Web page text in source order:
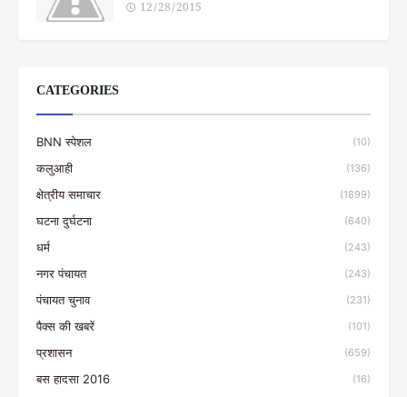
12/28/2015
CATEGORIES
BNN स्पेशल (10)
कलुआही (136)
क्षेत्रीय समाचार (1899)
घटना दुर्घटना (640)
धर्म (243)
नगर पंचायत (243)
पंचायत चुनाव (231)
पैक्स की खबरें (101)
प्रशासन (659)
बस हादसा 2016 (16)